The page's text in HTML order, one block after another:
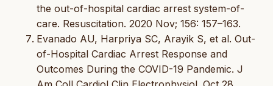
the out-of-hospital cardiac arrest system-of-
care. Resuscitation. 2020 Nov; 156: 157–163.
Evanado AU, Harpriya SC, Arayik S, et al. Out-
of-Hospital Cardiac Arrest Response and
Outcomes During the COVID-19 Pandemic. J